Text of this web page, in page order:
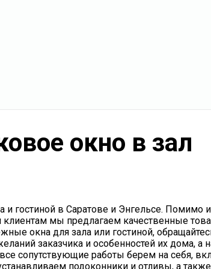
окно в зал
и гостиной в Саратове и Энгельсе. Помимо
мы предлагаем качественные
окна для зала или гостиной,
заказчика и особенностей их дома,
работы берем на себя,
подоконники и отливы, а